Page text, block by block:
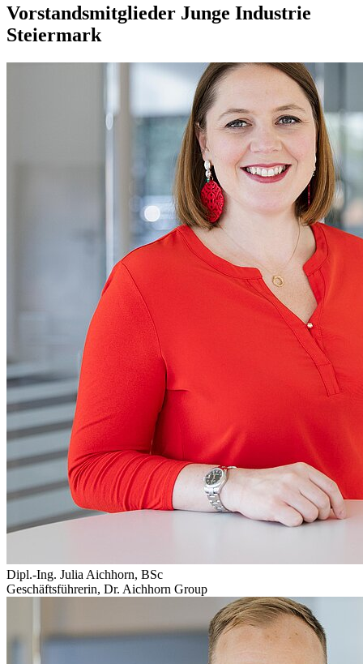
Vorstandsmitglieder Junge Industrie
Steiermark
Dipl.-Ing. Julia Aichhorn, BSc
Geschäftsführerin, Dr. Aichhorn Group